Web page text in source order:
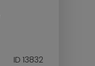
ID 13832